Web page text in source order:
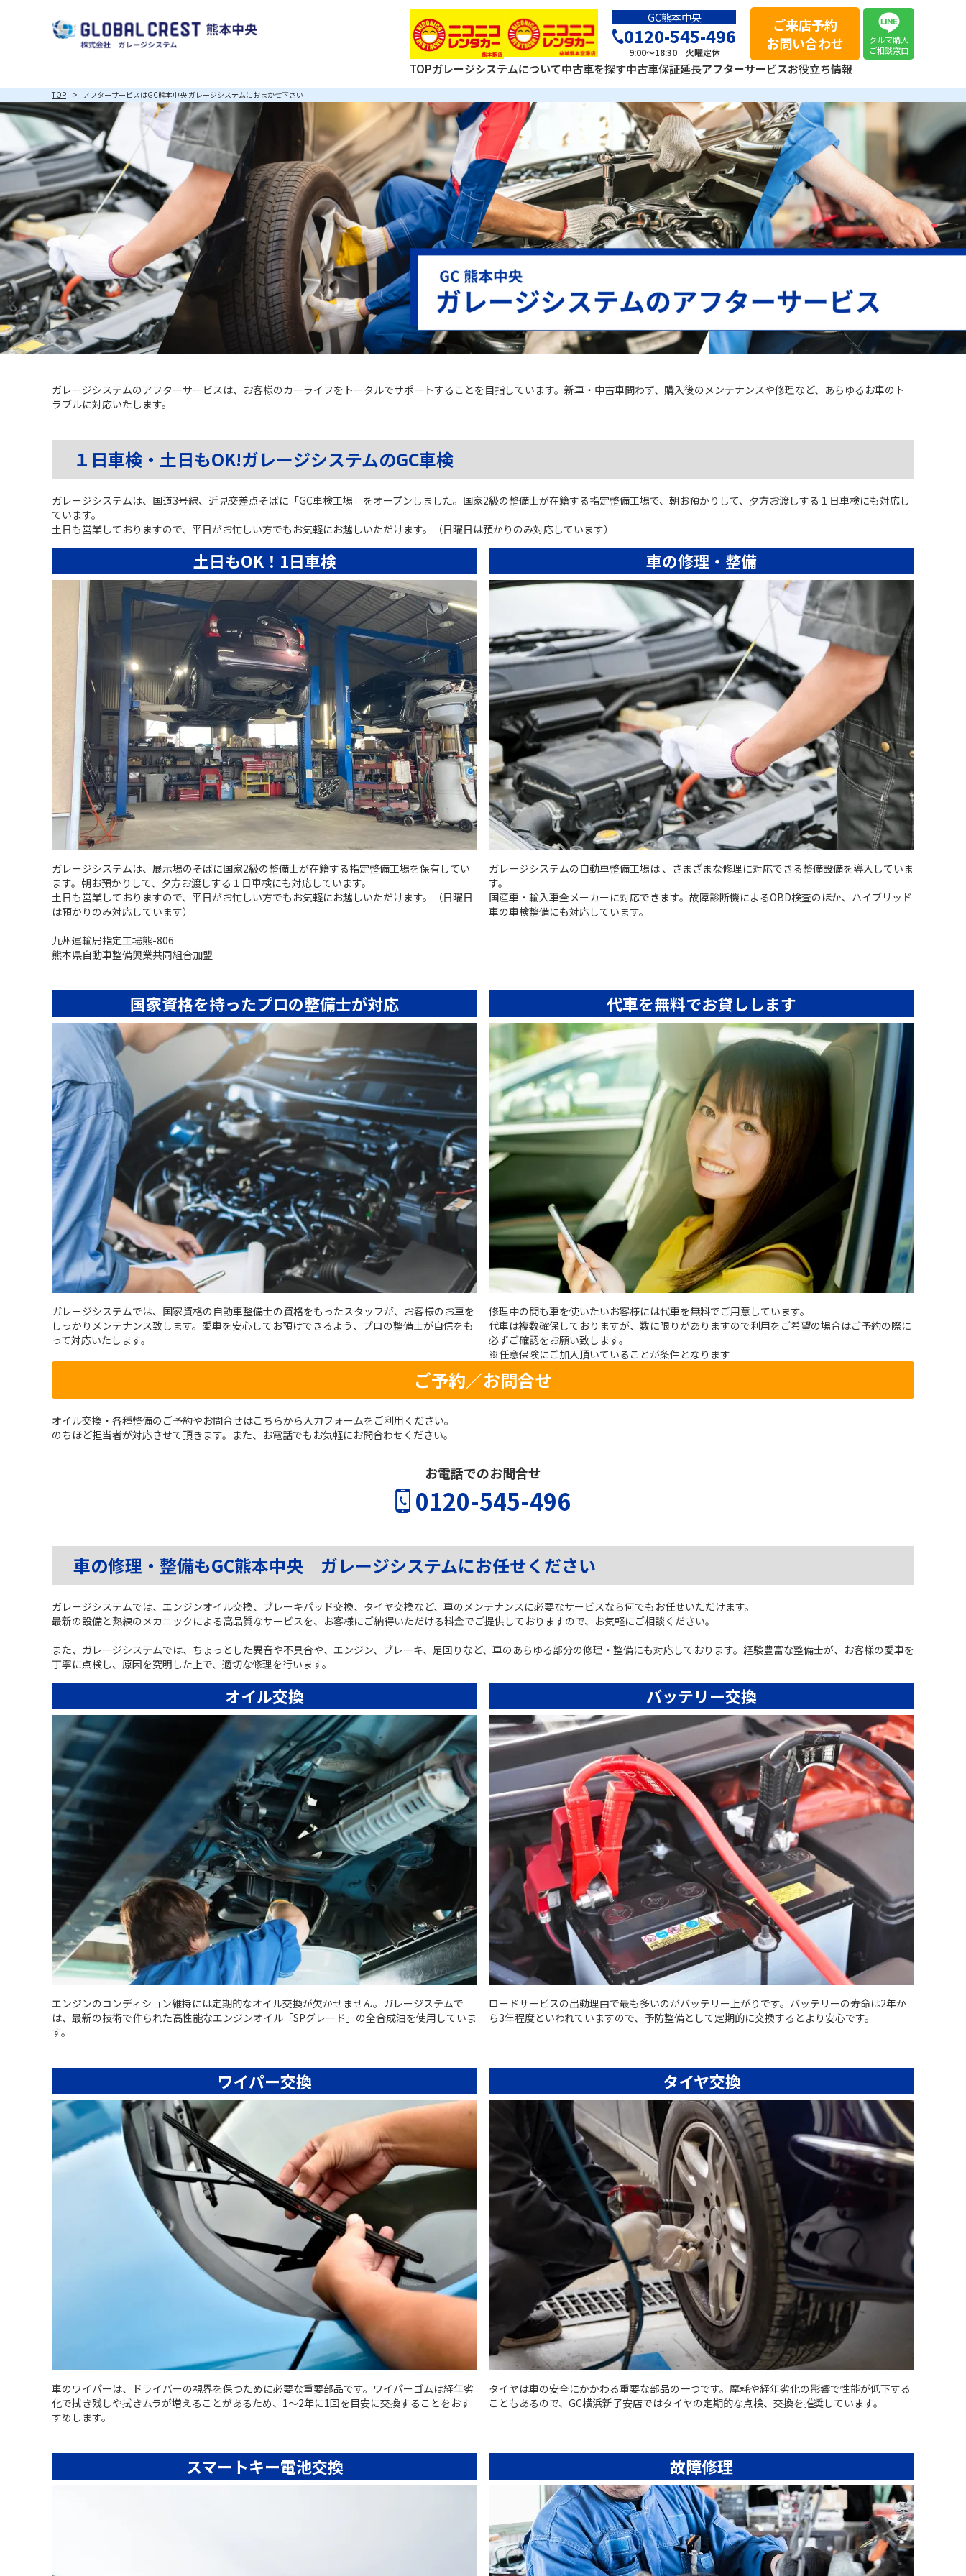
GC熊本中央
0120-545-496
9:00～18:30 火曜定休
ご来店予約
お問い合わせ
クルマ購入
ご相談窓口
TOPガレージシステムについて中古車を探す中古車保証延長アフターサービスお役立ち情報
TOP アフターサービスはGC熊本中央 ガレージシステムにおまかせ下さい
ガレージシステムのアフターサービスは、お客様のカーライフをトータルでサポートすることを目指しています。新車・中古車問わず、購入後のメンテナンスや修理など、あらゆるお車のト
ラブルに対応いたします。
１日車検・土日もOK!ガレージシステムのGC車検
ガレージシステムは、国道3号線、近見交差点そばに「GC車検工場」をオープンしました。国家2級の整備士が在籍する指定整備工場で、朝お預かりして、夕方お渡しする１日車検にも対応し
ています。
土日も営業しておりますので、平日がお忙しい方でもお気軽にお越しいただけます。（日曜日は預かりのみ対応しています）
土日もOK！1日車検
ガレージシステムは、展示場のそばに国家2級の整備士が在籍する指定整備工場を保有してい
ます。朝お預かりして、夕方お渡しする１日車検にも対応しています。
土日も営業しておりますので、平日がお忙しい方でもお気軽にお越しいただけます。（日曜日
は預かりのみ対応しています）
九州運輸局指定工場熊-806
熊本県自動車整備興業共同組合加盟
車の修理・整備
ガレージシステムの自動車整備工場は 、さまざまな修理に対応できる整備設備を導入していま
す。
国産車・輸入車全メーカーに対応できます。故障診断機によるOBD検査のほか、ハイブリッド
車の車検整備にも対応しています。
国家資格を持ったプロの整備士が対応
ガレージシステムでは、国家資格の自動車整備士の資格をもったスタッフが、お客様のお車を
しっかりメンテナンス致します。愛車を安心してお預けできるよう、プロの整備士が自信をも
って対応いたします。
代車を無料でお貸しします
修理中の間も車を使いたいお客様には代車を無料でご用意しています。
代車は複数確保しておりますが、数に限りがありますので利用をご希望の場合はご予約の際に
必ずご確認をお願い致します。
※任意保険にご加入頂いていることが条件となります
ご予約／お問合せ
オイル交換・各種整備のご予約やお問合せはこちらから入力フォームをご利用ください。
のちほど担当者が対応させて頂きます。また、お電話でもお気軽にお問合わせください。
お電話でのお問合せ
0120-545-496
車の修理・整備もGC熊本中央 ガレージシステムにお任せください
ガレージシステムでは、エンジンオイル交換、ブレーキパッド交換、タイヤ交換など、車のメンテナンスに必要なサービスなら何でもお任せいただけます。
最新の設備と熟練のメカニックによる高品質なサービスを、お客様にご納得いただける料金でご提供しておりますので、お気軽にご相談ください。
また、ガレージシステムでは、ちょっとした異音や不具合や、エンジン、ブレーキ、足回りなど、車のあらゆる部分の修理・整備にも対応しております。経験豊富な整備士が、お客様の愛車を
丁寧に点検し、原因を究明した上で、適切な修理を行います。
オイル交換
エンジンのコンディション維持には定期的なオイル交換が欠かせません。ガレージステムで
は、最新の技術で作られた高性能なエンジンオイル「SPグレード」の全合成油を使用していま
す。
バッテリー交換
ロードサービスの出動理由で最も多いのがバッテリー上がりです。バッテリーの寿命は2年か
ら3年程度といわれていますので、予防整備として定期的に交換するとより安心です。
ワイパー交換
車のワイパーは、ドライバーの視界を保つために必要な重要部品です。ワイパーゴムは経年劣
化で拭き残しや拭きムラが増えることがあるため、1～2年に1回を目安に交換することをおす
すめします。
タイヤ交換
タイヤは車の安全にかかわる重要な部品の一つです。摩耗や経年劣化の影響で性能が低下する
こともあるので、GC横浜新子安店ではタイヤの定期的な点検、交換を推奨しています。
スマートキー電池交換 故障修理